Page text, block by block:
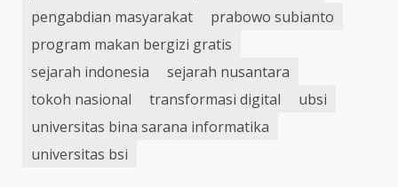
pengabdian masyarakat
prabowo subianto
program makan bergizi gratis
sejarah indonesia
sejarah nusantara
tokoh nasional
transformasi digital
ubsi
universitas bina sarana informatika
universitas bsi